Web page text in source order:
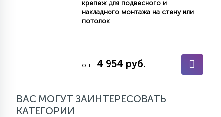
крепеж для подвесного и
накладного монтажа на стену или
потолок
опт. 4 954 руб.
ВАС МОГУТ ЗАИНТЕРЕСОВАТЬ
КАТЕГОРИИ